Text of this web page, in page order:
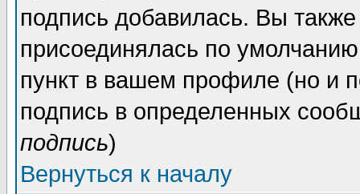
подпись добавилась. Вы
присоединялась по
пункт в вашем профиле (но и
подпись в определенных
подпись)
Вернуться к началу